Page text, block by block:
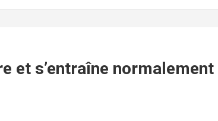
et s’entraîne normalement